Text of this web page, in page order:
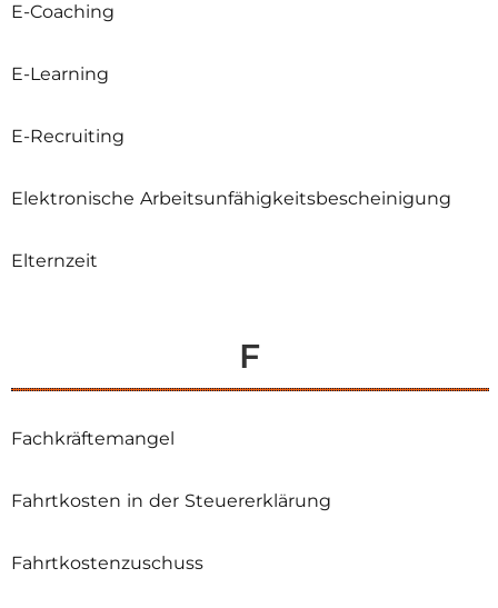
E-Coaching
E-Learning
E-Recruiting
Elektronische Arbeitsunfähigkeitsbescheinigung
Elternzeit
F
Fachkräftemangel
Fahrtkosten in der Steuererklärung
Fahrtkostenzuschuss